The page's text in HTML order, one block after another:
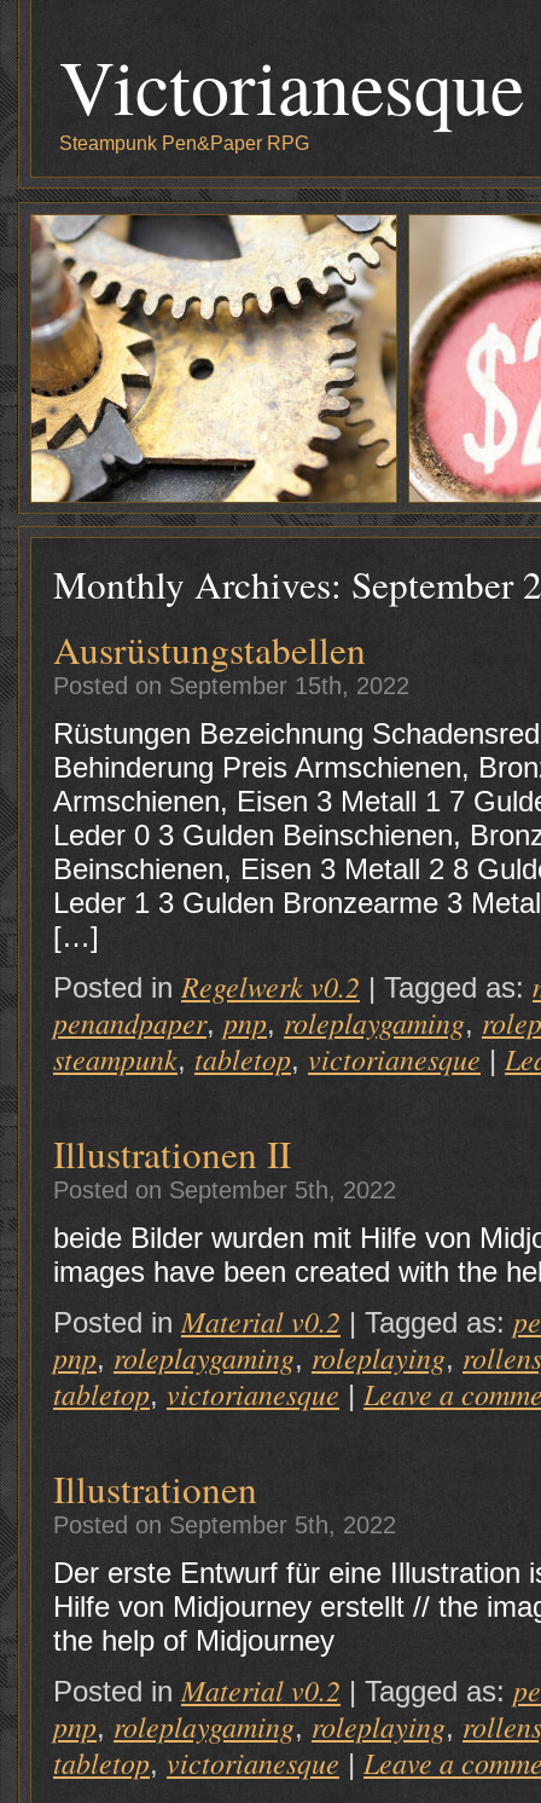
Victorianesque
Steampunk Pen&Paper RPG
Monthly Archives: September
Ausrüstungstabellen
Posted on September 15th, 2022
Rüstungen Bezeichnung
Behinderung Preis Armschienen,
Armschienen, Eisen 3 Metall 1 7
Leder 0 3 Gulden Beinschienen,
Beinschienen, Eisen 3 Metall 2 8
Leder 1 3 Gulden Bronzearme 3
[…]
Posted in Regelwerk v0.2 | Tagged as:
penandpaper, pnp, roleplaygaming,
steampunk, tabletop, victorianesque |
Illustrationen II
Posted on September 5th, 2022
beide Bilder wurden mit Hilfe von
images have been created with the
Posted in Material v0.2 | Tagged as:
pnp, roleplaygaming, roleplaying,
tabletop, victorianesque | Leave a
Illustrationen
Posted on September 5th, 2022
Der erste Entwurf für eine Illustration
Hilfe von Midjourney erstellt // the
the help of Midjourney
Posted in Material v0.2 | Tagged as:
pnp, roleplaygaming, roleplaying,
tabletop, victorianesque | Leave a